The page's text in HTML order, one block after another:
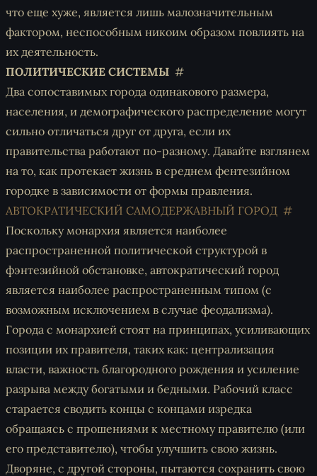
что еще хуже, является лишь малозначительным
фактором, неспособным никоим образом повлиять на
их деятельность.
ПОЛИТИЧЕСКИЕ СИСТЕМЫ
Два сопоставимых города одинакового размера,
населения, и демографического распределение могут
сильно отличаться друг от друга, если их
правительства работают по-разному. Давайте взглянем
на то, как протекает жизнь в среднем фентезийном
городке в зависимости от формы правления.
АВТОКРАТИЧЕСКИЙ САМОДЕРЖАВНЫЙ ГОРОД
Поскольку монархия является наиболее
распространенной политической структурой в
фэнтезийной обстановке, автократический город
является наиболее распространенным типом (с
возможным исключением в случае феодализма).
Города с монархией стоят на принципах, усиливающих
позиции их правителя, таких как: централизация
власти, важность благородного рождения и усиление
разрыва между богатыми и бедными. Рабочий класс
старается сводить концы с концами изредка
обращаясь с прошениями к местному правителю (или
его представителю), чтобы улучшить свою жизнь.
Дворяне, с другой стороны, пытаются сохранить свою